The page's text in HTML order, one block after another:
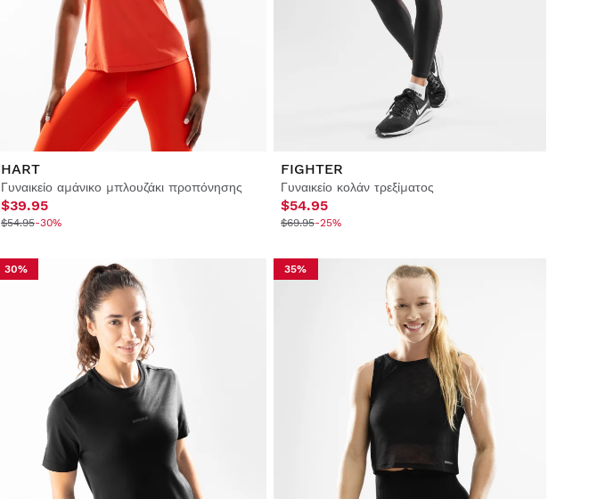
HART
Γυναικείο αμάνικο μπλουζάκι προπόνησης
$39.95
$54.95-30%
FIGHTER
Γυναικείο κολάν τρεξίματος
$54.95
$69.95-25%
30% 35%